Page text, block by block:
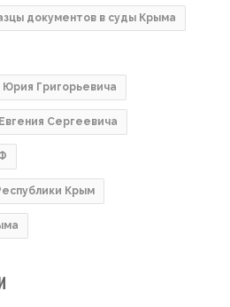
документов в суды Крыма
Григорьевича
Сергеевича
Крым